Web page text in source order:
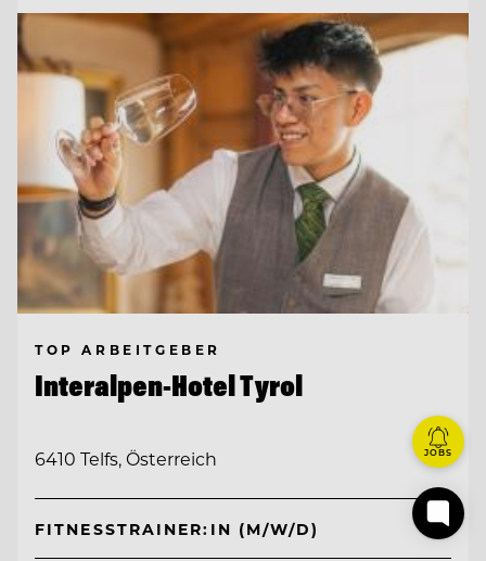
TOP ARBEITGEBER
Interalpen-Hotel Tyrol
6410 Telfs, Österreich
FITNESSTRAINER:IN (M/W/D)
JOBS